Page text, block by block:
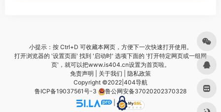
小提示：按 Ctrl+D 可收藏本网页，方便下一次快速打开使用。
打开浏览器的 '设置页面' 找到 '启动时' 选项下面的 '打开特定网页或一组网
页'，就可以把www.is404.cn设置为首页啦。
免责声明
关于我们
隐私政策
Copyright ©2022| 404导航
鲁ICP备19037561号-3
鲁公网安备37020202370328
|